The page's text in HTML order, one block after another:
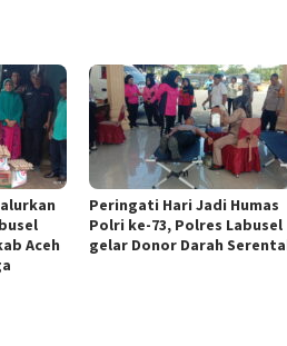
Aceh
Peringati Hari Jadi Humas
Polri ke-73, Polres Labusel
gelar Donor Darah